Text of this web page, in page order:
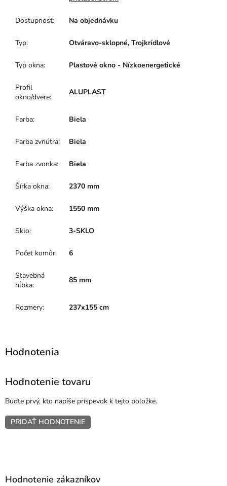
Dostupnosť: Na objednávku
Typ: Otváravo-sklopné, Trojkrídlové
Typ okna: Plastové okno - Nízkoenergetické
Profil
okno/dvere:
ALUPLAST
Farba: Biela
Farba zvnútra: Biela
Farba zvonka: Biela
Šírka okna: 2370 mm
Výška okna: 1550 mm
Sklo: 3-SKLO
Počet komôr: 6
Stavebná
hĺbka:
85 mm
Rozmery: 237x155 cm
Hodnotenie tovaru
Buďte prvý, kto napíše príspevok k tejto položke.
PRIDAŤ HODNOTENIE
Hodnotenie zákazníkov